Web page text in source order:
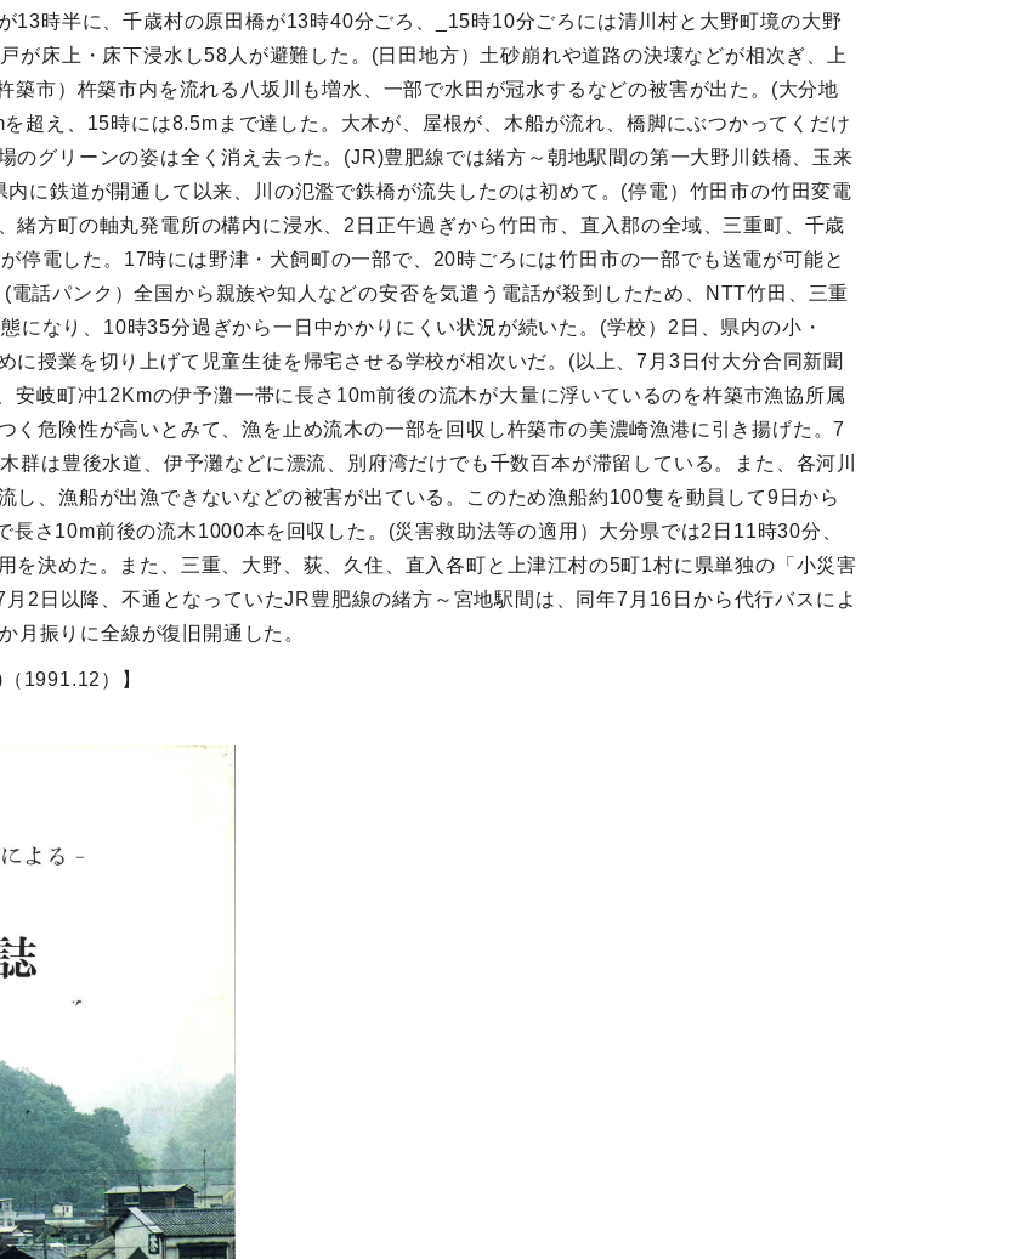
13時半に、千歳村の原田橋が13時40分ごろ、_15時10分ごろには清川村と大野町境の大野
が床上・床下浸水し58人が避難した。(日田地方）土砂崩れや道路の決壊などが相次ぎ、上
築市）杵築市内を流れる八坂川も増水、一部で水田が冠水するなどの被害が出た。(大分地
超え、15時には8.5mまで達した。大木が、屋根が、木船が流れ、橋脚にぶつかってくだけ
のグリーンの姿は全く消え去った。(JR)豊肥線では緒方～朝地駅間の第一大野川鉄橋、玉来
に鉄道が開通して以来、川の氾濫で鉄橋が流失したのは初めて。(停電）竹田市の竹田変電
緒方町の軸丸発電所の構内に浸水、2日正午過ぎから竹田市、直入郡の全域、三重町、千歳
停電した。17時には野津・犬飼町の一部で、20時ごろには竹田市の一部でも送電が可能と
話パンク）全国から親族や知人などの安否を気遣う電話が殺到したため、NTT竹田、三重
になり、10時35分過ぎから一日中かかりにくい状況が続いた。(学校）2日、県内の小・
に授業を切り上げて児童生徒を帰宅させる学校が相次いだ。(以上、7月3日付大分合同新聞
安岐町冲12Kmの伊予灘一帯に長さ10m前後の流木が大量に浮いているのを杵築市漁協所属
く危険性が高いとみて、漁を止め流木の一部を回収し杵築市の美濃崎漁港に引き揚げた。7
群は豊後水道、伊予灘などに漂流、別府湾だけでも千数百本が滞留している。また、各河川
し、漁船が出漁できないなどの被害が出ている。このため漁船約100隻を動員して9日から
さ10m前後の流木1000本を回収した。(災害救助法等の適用）大分県では2日11時30分、
を決めた。また、三重、大野、荻、久住、直入各町と上津江村の5町1村に県単独の「小災害
2日以降、不通となっていたJR豊肥線の緒方～宮地駅間は、同年7月16日から代行バスによ
月振りに全線が復旧開通した。
1991.12）】